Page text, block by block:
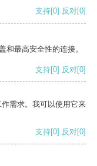
支持[0] 反对[0]
和最高安全性的连接。
支持[0] 反对[0]
需求。我可以使用它来
支持[0] 反对[0]